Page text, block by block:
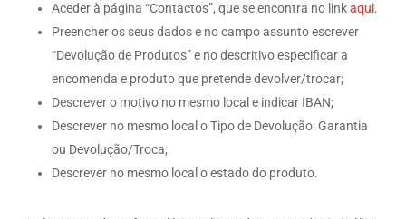
Aceder à página “Contactos”, que se encontra no linkaqui.
Preencher os seus dados e no campo assunto escrever
“Devolução de Produtos” e no descritivo especificar a
encomenda e produto que pretende devolver/trocar;
Descrever o motivo no mesmo local e indicar IBAN;
Descrever no mesmo local o Tipo de Devolução: Garantia
ou Devolução/Troca;
Descrever no mesmo local o estado do produto.